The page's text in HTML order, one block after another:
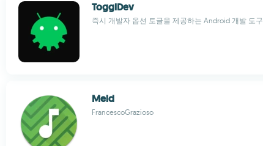
TogglDev
즉시 개발자 옵션 토글을 제공하는 Android 개발 도구
Meld
FrancescoGrazioso